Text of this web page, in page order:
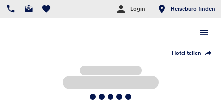
Login Reisebüro finden
Hotel teilen
5